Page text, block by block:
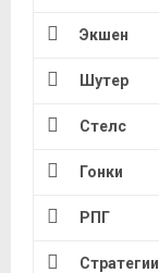
Экшен
Шутер
Стелс
Гонки
РПГ
Стратегии